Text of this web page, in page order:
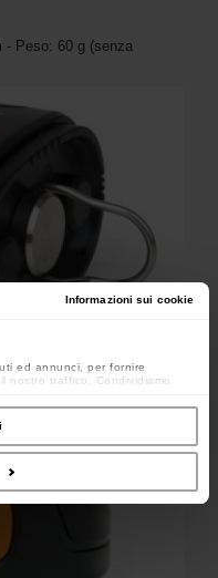
Informazioni sui cookie
ed annunci, per fornire
nostro traffico. Condividiamo
media, i quali potrebbero
loro o che hanno raccolto dal
- Peso: 60 g (senza